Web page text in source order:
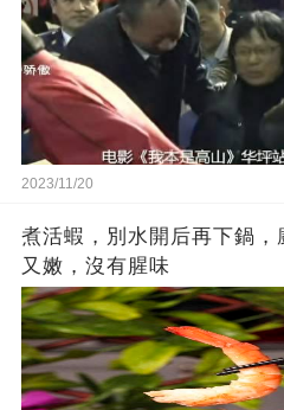
2023/11/20
煮活蝦，別水開后再下鍋
又嫩，沒有腥味